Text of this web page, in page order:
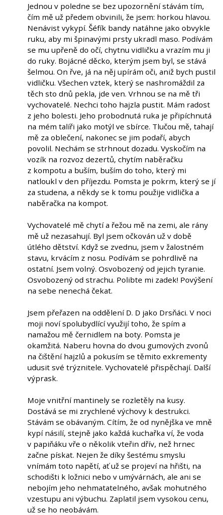
Jednou v poledne se bez upozornění stávám tím,
čím mě už předem obvinili, že jsem: horkou hlavou.
Nenávist vykypí. Šéfík bandy natáhne jako obvykle
ruku, aby mi špinavými prsty ukradl maso. Podívám
se mu upřeně do očí, chytnu vidličku a vrazím mu ji
do ruky. Bojácné děcko, kterým jsem byl, se stává
šelmou. On řve, já na něj upírám oči, aniž bych pustil
vidličku. Všechen vztek, který se nashromáždil za
těch sto dnů pekla, jde ven. Vrhnou se na mě tři
vychovatelé. Nechci toho hajzla pustit. Mám radost
z jeho bolesti. Jeho probodnutá ruka je připíchnutá
na mém talíři jako motýl ve sbírce. Tlučou mě, tahají
mě za oblečení, nakonec se jim podaří, abych
povolil. Nechám se strhnout dozadu. Vyskočím na
vozík na rozvoz dezertů, chytím naběračku
z kompotu a buším, buším do toho, který mi
natloukl v den příjezdu. Pomsta je pokrm, který se jí
za studena, a někdy se k tomu použije vidlička a
naběračka na kompot.
Vychovatelé mě chytí a řežou mě na zemi, ale rány
mě už nezasahují. Byl jsem očkován už v době
útlého dětství. Když se zvednu, jsem v žalostném
stavu, krvácím z nosu. Podívám se pohrdlivě na
ostatní. Jsem volný. Osvobozený od jejich tyranie.
Osvobozený od strachu. Polibte mi zadek! Povýšení
na sebe nenechá čekat.
Jsem přeřazen na oddělení D. D jako Drsňáci. V noci
moji noví spolubydlící využijí toho, že spím a
namažou mě černidlem na boty. Pomsta je
okamžitá. Naberu hovna do dvou gumových zvonů
na čištění hajzlů a pokusím se těmito exkrementy
udusit své trýznitele. Vychovatelé přispěchají. Další
výprask.
Moje vnitřní mantinely se rozletěly na kusy.
Dostává se mi zrychlené výchovy k destrukci.
Stávám se obávaným. Cítím, že od nynějška ve mně
kypí násilí, stejně jako každá kuchařka ví, že voda
v papiňáku vře o několik vteřin dřív, než hrnec
začne pískat. Nejen že díky šestému smyslu
vnímám toto napětí, ať už se projeví na hřišti, na
schodišti k ložnici nebo v umývárnách, ale ani se
nebojím jeho nehmatatelného, avšak mohutného
vzestupu ani výbuchu. Zaplatil jsem vysokou cenu,
už se ho neobávám.